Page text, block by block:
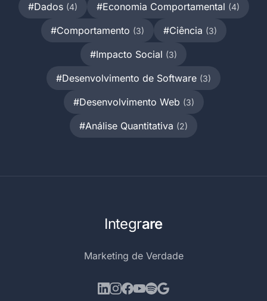
#Dados (4) #Economia Comportamental (4)
#Comportamento (3) #Ciência (3)
#Impacto Social (3)
#Desenvolvimento de Software (3)
#Desenvolvimento Web (3)
#Análise Quantitativa (2)
Integrare
Marketing de Verdade